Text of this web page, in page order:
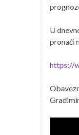
U
pronaći
https://